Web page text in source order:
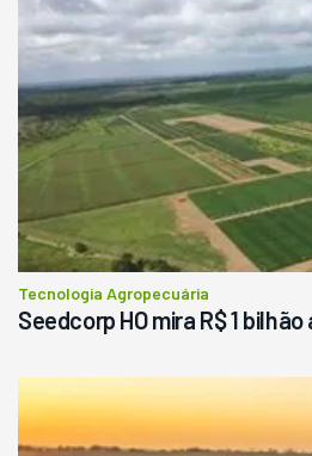
Tecnologia Agropecuária
Seedcorp HO mira R$ 1 bilhão